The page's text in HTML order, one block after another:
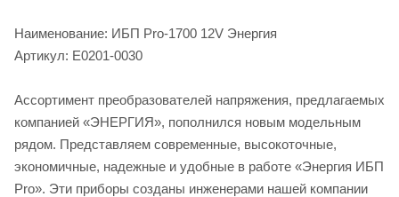
Наименование: ИБП Pro-1700 12V Энергия
Артикул: Е0201-0030
Ассортимент преобразователей напряжения, предлагаемых
компанией «ЭНЕРГИЯ», пополнился новым модельным
рядом. Представляем современные, высокоточные,
экономичные, надежные и удобные в работе «Энергия ИБП
Pro». Эти приборы созданы инженерами нашей компании